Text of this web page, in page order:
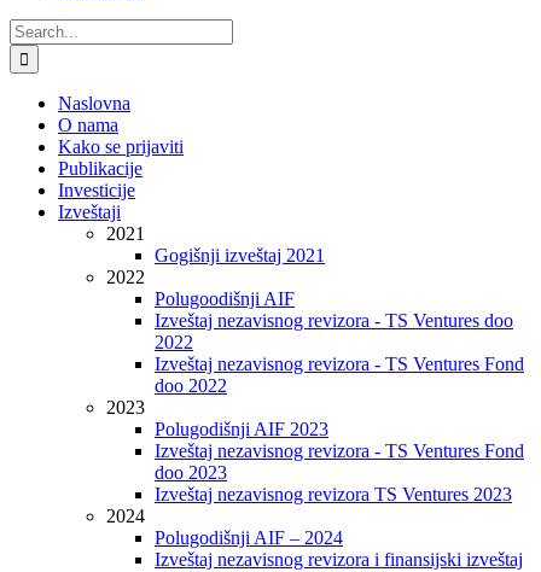
Search
for:
Naslovna
O nama
Kako se prijaviti
Publikacije
Investicije
Izveštaji
2021
Gogišnji izveštaj 2021
2022
Polugoodišnji AIF
Izveštaj nezavisnog revizora - TS Ventures doo
2022
Izveštaj nezavisnog revizora - TS Ventures Fond
doo 2022
2023
Polugodišnji AIF 2023
Izveštaj nezavisnog revizora - TS Ventures Fond
doo 2023
Izveštaj nezavisnog revizora TS Ventures 2023
2024
Polugodišnji AIF – 2024
Izveštaj nezavisnog revizora i finansijski izveštaj